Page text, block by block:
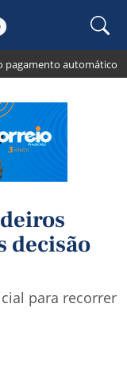
automático da
decisão
para recorrer